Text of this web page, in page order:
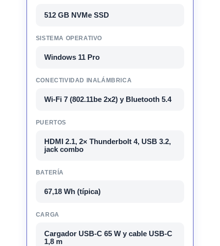
512 GB NVMe SSD
SISTEMA OPERATIVO
Windows 11 Pro
CONECTIVIDAD INALÁMBRICA
Wi-Fi 7 (802.11be 2x2) y Bluetooth 5.4
PUERTOS
HDMI 2.1, 2× Thunderbolt 4, USB 3.2,
jack combo
BATERÍA
67,18 Wh (típica)
CARGA
Cargador USB-C 65 W y cable USB-C
1,8 m